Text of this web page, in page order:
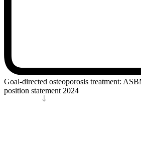
Goal-directed osteoporosis treatment:
position statement 2024